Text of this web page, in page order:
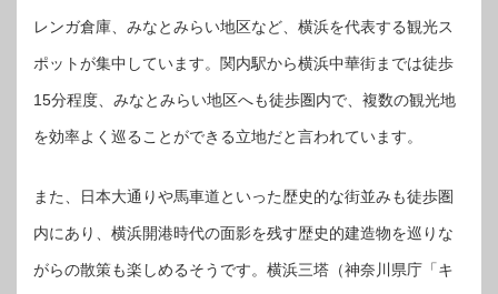
レンガ倉庫、みなとみらい地区など、横浜を代表する観光ス
ポットが集中しています。関内駅から横浜中華街までは徒歩
15分程度、みなとみらい地区へも徒歩圏内で、複数の観光地
を効率よく巡ることができる立地だと言われています。
また、日本大通りや馬車道といった歴史的な街並みも徒歩圏
内にあり、横浜開港時代の面影を残す歴史的建造物を巡りな
がらの散策も楽しめるそうです。横浜三塔（神奈川県庁「キ